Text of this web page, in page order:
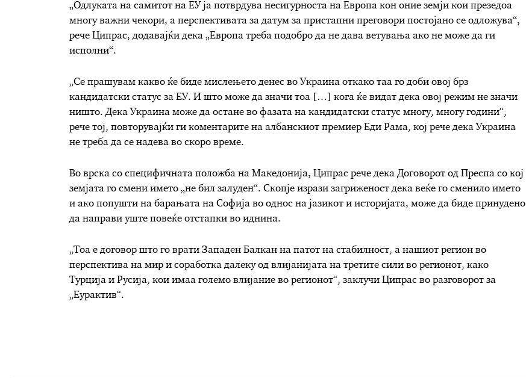
„Одлуката на самитот на ЕУ ја потврдува несигурноста на Европа кон оние земји кои презедоа
многу важни чекори, а перспективата за датум за пристапни преговори постојано се одложува“,
рече Ципрас, додавајќи дека „Европа треба подобро да не дава ветувања ако не може да ги
исполни“.
„Се прашувам какво ќе биде мислењето денес во Украина откако таа го доби овој брз
кандидатски статус за ЕУ. И што може да значи тоа […] кога ќе видат дека овој режим не значи
ништо. Дека Украина може да остане во фазата на кандидатски статус многу, многу години“,
рече тој, повторувајќи ги коментарите на албанскиот премиер Еди Рама, кој рече дека Украина
не треба да се надева во скоро време.
Во врска со специфичната положба на Македонија, Ципрас рече дека Договорот од Преспа со кој
земјата го смени името „не бил залуден“. Скопје изрази загриженост дека веќе го сменило името
и ако попушти на барањата на Софија во однос на јазикот и историјата, може да биде принудено
да направи уште повеќе отстапки во иднина.
„Тоа е договор што го врати Западен Балкан на патот на стабилност, а нашиот регион во
перспектива на мир и соработка далеку од влијанијата на третите сили во регионот, како
Турција и Русија, кои имаа големо влијание во регионот“, заклучи Ципрас во разговорот за
„Еурактив“.